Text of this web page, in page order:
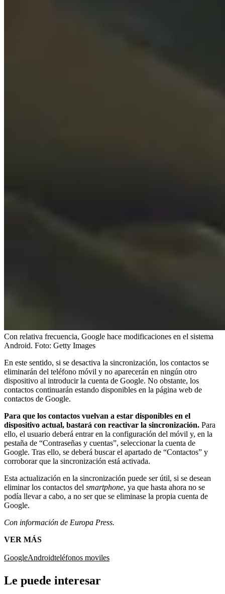
Con relativa frecuencia, Google hace modificaciones en el sistema
Android. Foto: Getty Images
En este sentido, si se desactiva la sincronización, los contactos se
eliminarán del teléfono móvil y no aparecerán en ningún otro
dispositivo al introducir la cuenta de Google. No obstante, los
contactos continuarán estando disponibles en la página web de
contactos de Google.
Para que los contactos vuelvan a estar disponibles en el
dispositivo actual, bastará con reactivar la sincronización. Para
ello, el usuario deberá entrar en la configuración del móvil y, en la
pestaña de “Contraseñas y cuentas”, seleccionar la cuenta de
Google. Tras ello, se deberá buscar el apartado de “Contactos” y
corroborar que la sincronización está activada.
Esta actualización en la sincronización puede ser útil, si se desean
eliminar los contactos del smartphone, ya que hasta ahora no se
podía llevar a cabo, a no ser que se eliminase la propia cuenta de
Google.
Con información de Europa Press.
VER MÁS
GoogleAndroidteléfonos moviles
Le puede interesar